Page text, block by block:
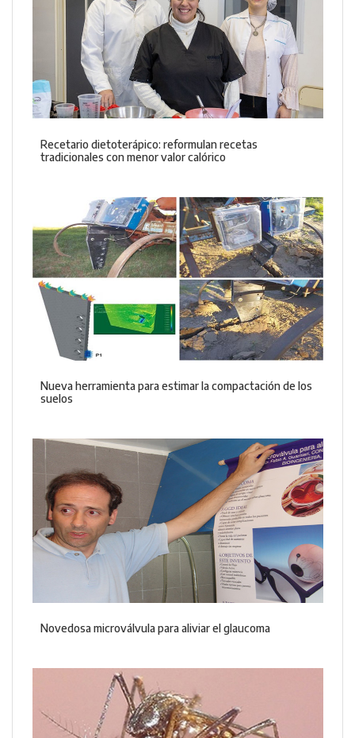
Recetario dietoterápico: reformulan recetas
tradicionales con menor valor calórico
Nueva herramienta para estimar la compactación de los
suelos
Novedosa microválvula para aliviar el glaucoma